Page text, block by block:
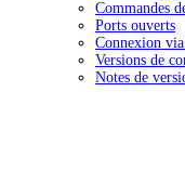
Commandes
Ports ouverts
Connexion
Versions de
Notes de